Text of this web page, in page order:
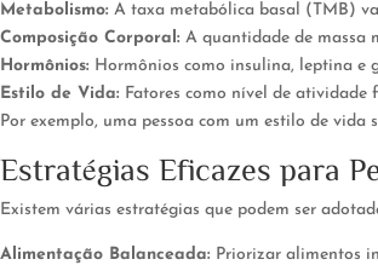
Metabolismo: A taxa metabólica basal (TMB)
Composição Corporal: A quantidade de massa
Hormônios: Hormônios como insulina, leptina e
Estilo de Vida: Fatores como nível de atividade
Por exemplo, uma pessoa com um estilo de
Estratégias Eficazes para
Existem várias estratégias que podem ser
Alimentação Balanceada: Priorizar alimentos